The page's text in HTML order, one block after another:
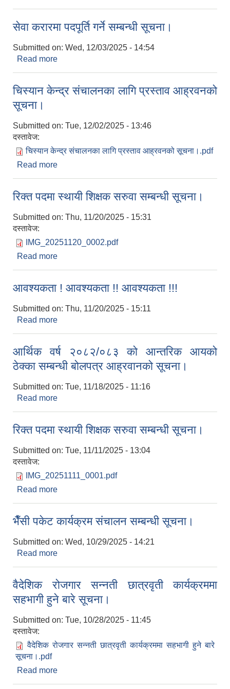
सेवा करारमा पदपूर्ति गर्ने सम्बन्धी सूचना।
Submitted on: Wed, 12/03/2025 - 14:54
Read more
चिस्यान केन्द्र संचालनका लागि प्रस्ताव आह्रवनको
सूचना।
Submitted on: Tue, 12/02/2025 - 13:46
दस्तावेज:
चिस्यान केन्द्र संचालनका लागि प्रस्ताव आह्रवनको सूचना।.pdf
Read more
रिक्त पदमा स्थायी शिक्षक सरुवा सम्बन्धी सूचना।
Submitted on: Thu, 11/20/2025 - 15:31
दस्तावेज:
IMG_20251120_0002.pdf
Read more
आवश्यकता ! आवश्यकता !! आवश्यकता !!!
Submitted on: Thu, 11/20/2025 - 15:11
Read more
आर्थिक वर्ष २०८२/०८३ को आन्तरिक आयको
ठेक्का सम्बन्धी बोलपत्र आह्रवानको सूचना।
Submitted on: Tue, 11/18/2025 - 11:16
Read more
रिक्त पदमा स्थायी शिक्षक सरुवा सम्बन्धी सूचना।
Submitted on: Tue, 11/11/2025 - 13:04
दस्तावेज:
IMG_20251111_0001.pdf
Read more
भैँसी पकेट कार्यक्रम संचालन सम्बन्धी सूचना।
Submitted on: Wed, 10/29/2025 - 14:21
Read more
वैदेशिक रोजगार सन्‍नती छात्रवृती कार्यक्रममा
सहभागी हुने बारे सूचना।
Submitted on: Tue, 10/28/2025 - 11:45
दस्तावेज:
वैदेशिक रोजगार सन्‍नती छात्रवृती कार्यक्रममा सहभागी हुने बारे
सूचना।.pdf
Read more